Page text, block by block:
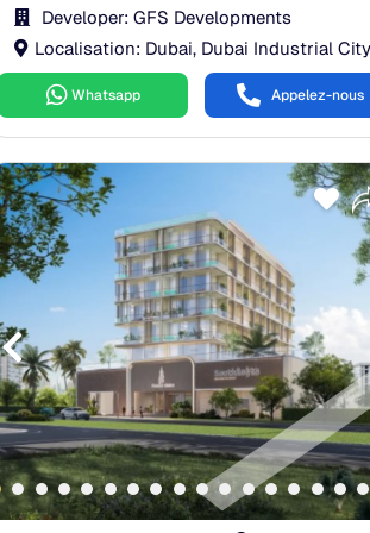
Developer: GFS Developments
Localisation: Dubai, Dubai Industrial City
Whatsapp Appelez-nous